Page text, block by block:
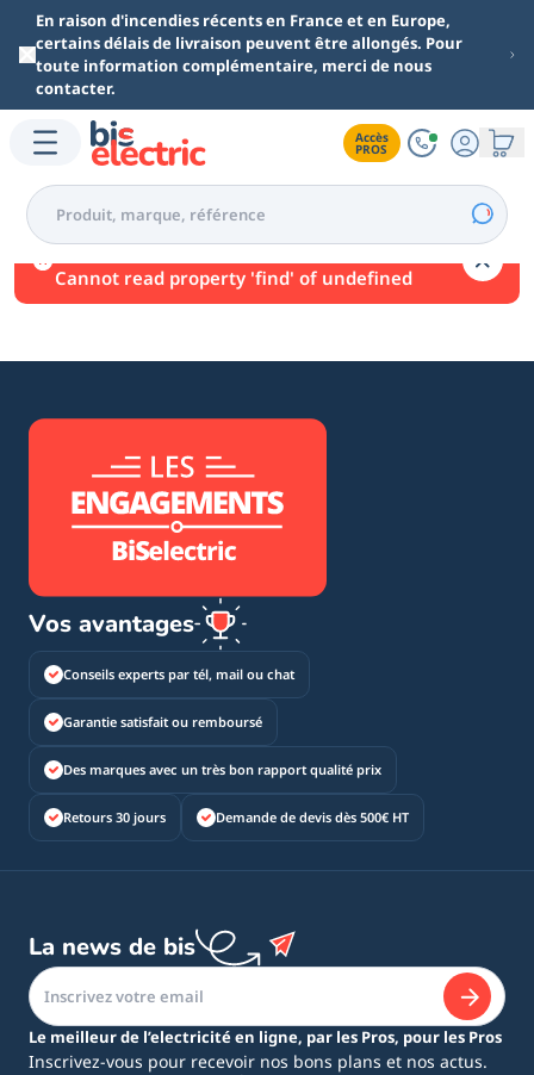
Aller au contenu principal
En raison d'incendies récents en France et en Europe,
certains délais de livraison peuvent être allongés. Pour
toute information complémentaire, merci de nous
contacter.
Accès
PROS
Une erreur est survenue.
Cannot read property 'find' of undefined
Vos avantages
Conseils experts par tél, mail ou chat
Garantie satisfait ou remboursé
Des marques avec un très bon rapport qualité prix
Retours 30 jours Demande de devis dès 500€ HT
La news de bis
Le meilleur de l’electricité en ligne, par les Pros, pour les Pros
Inscrivez-vous pour recevoir nos bons plans et nos actus.